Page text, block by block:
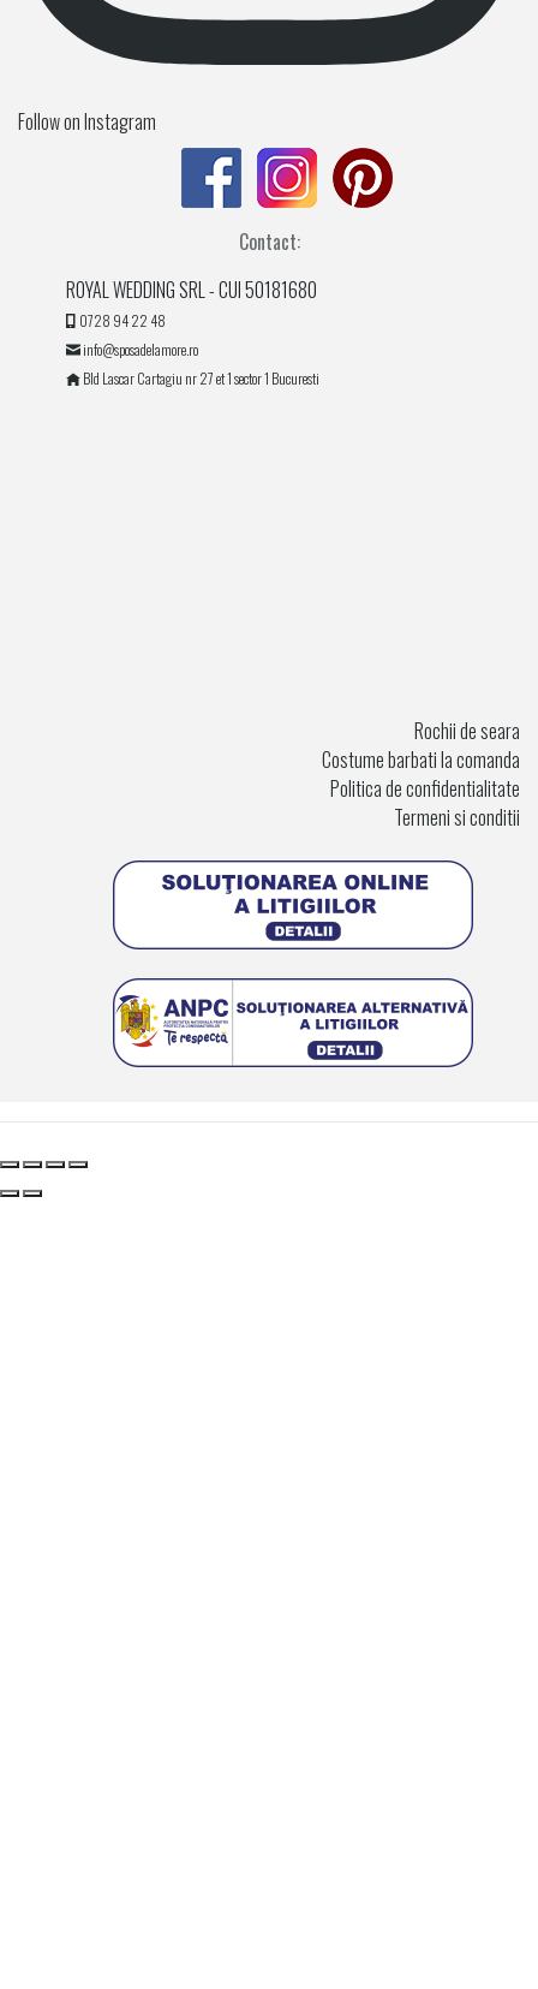
Follow on Instagram
Contact:
ROYAL WEDDING SRL - CUI 50181680
0728 94 22 48
info@sposadelamore.ro
Bld Lascar Cartagiu nr 27 et 1 sector 1 Bucuresti
Rochii de seara
Costume barbati la comanda
Politica de confidentialitate
Termeni si conditii